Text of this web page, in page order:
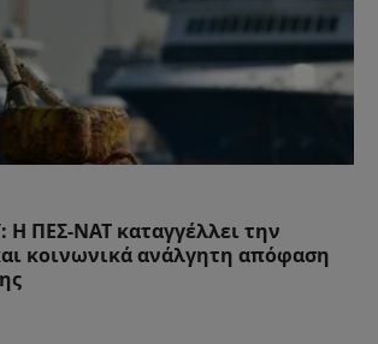
Η ΠΕΣ-ΝΑΤ καταγγέλλει την
κοινωνικά ανάλγητη απόφαση